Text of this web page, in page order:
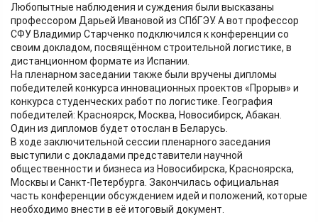
Любопытные наблюдения и суждения были высказаны
профессором Дарьей Ивановой из СПбГЭУ. А вот профессор
СФУ Владимир Старченко подключился к конференции со
своим докладом, посвящённом строительной логистике, в
дистанционном формате из Испании.
На пленарном заседании также были вручены дипломы
победителей конкурса инновационных проектов «Прорыв» и
конкурса студенческих работ по логистике. География
победителей: Красноярск, Москва, Новосибирск, Абакан.
Один из дипломов будет отослан в Беларусь.
В ходе заключительной сессии пленарного заседания
выступили с докладами представители научной
общественности и бизнеса из Новосибирска, Красноярска,
Москвы и Санкт-Петербурга. Закончилась официальная
часть конференции обсуждением идей и положений, которые
необходимо внести в её итоговый документ.